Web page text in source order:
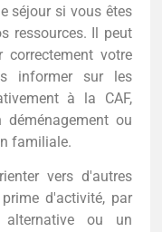
séjour si vous êtes
ressources. Il peut
votre
informer sur les
à la CAF,
ou
familiale.
vers d'autres
d'activité, par
alternative ou un